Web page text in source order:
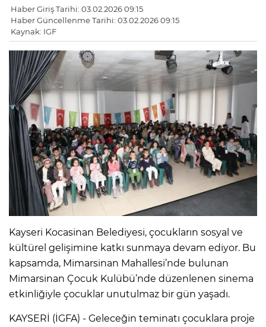
Haber Giriş Tarihi: 03.02.2026 09:15
Haber Güncellenme Tarihi: 03.02.2026 09:15
Kaynak: IGF
Kayseri Kocasinan Belediyesi, çocukların sosyal ve
kültürel gelişimine katkı sunmaya devam ediyor. Bu
kapsamda, Mimarsinan Mahallesi’nde bulunan
Mimarsinan Çocuk Kulübü’nde düzenlenen sinema
etkinliğiyle çocuklar unutulmaz bir gün yaşadı.
KAYSERİ (İGFA) - Geleceğin teminatı çocuklara proje